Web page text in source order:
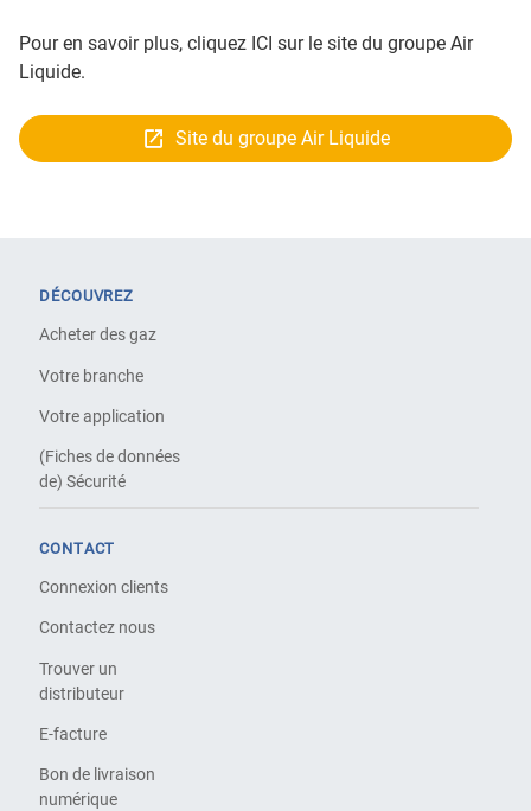
Pour en savoir plus, cliquez ICI sur le site du groupe Air
Liquide.
Site du groupe Air Liquide
DÉCOUVREZ
Acheter des gaz
Votre branche
Votre application
(Fiches de données
de) Sécurité
CONTACT
Connexion clients
Contactez nous
Trouver un
distributeur
E-facture
Bon de livraison
numérique